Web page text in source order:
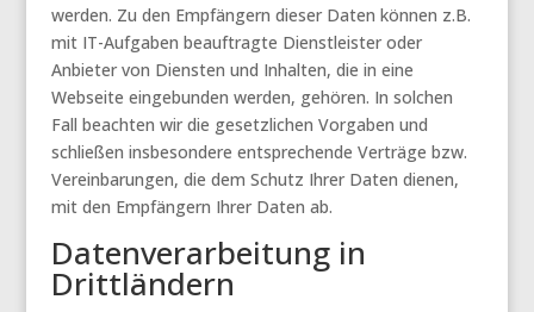
werden. Zu den Empfängern dieser Daten können z.B.
mit IT-Aufgaben beauftragte Dienstleister oder
Anbieter von Diensten und Inhalten, die in eine
Webseite eingebunden werden, gehören. In solchen
Fall beachten wir die gesetzlichen Vorgaben und
schließen insbesondere entsprechende Verträge bzw.
Vereinbarungen, die dem Schutz Ihrer Daten dienen,
mit den Empfängern Ihrer Daten ab.
Datenverarbeitung in
Drittländern